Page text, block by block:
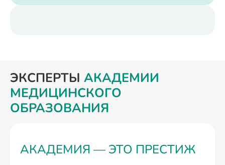
ЭКСПЕРТЫ АКАДЕМИИ
МЕДИЦИНСКОГО
ОБРАЗОВАНИЯ
АКАДЕМИЯ — ЭТО ПРЕСТИЖ